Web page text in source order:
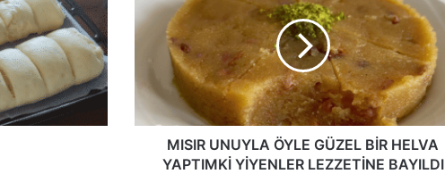
ÖYLE
GÜZEL
HELVA
YAPTIMKİ
YİYENLER
LEZZETİNE
BAYILDIMISIR UNUYLA ÖYLE GÜZEL BİR HELVA
YAPTIMKİ YİYENLER LEZZETİNE BAYILDI